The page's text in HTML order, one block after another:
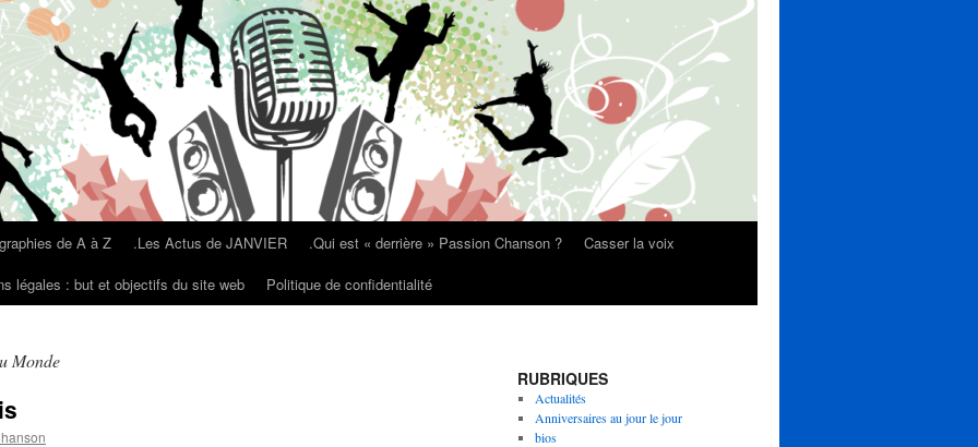
de A à Z .Les Actus de JANVIER .Qui est « derrière » Passion Chanson ?
Casser la voix
légales : but et objectifs du site web Politique de confidentialité
Monde
RUBRIQUES
Actualités
Anniversaires au jour le jour
bios